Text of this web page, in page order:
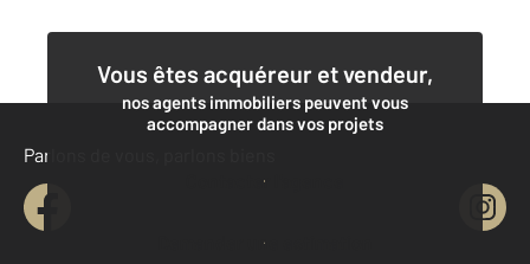
Vous êtes acquéreur et vendeur,
nos agents immobiliers peuvent vous
accompagner dans vos projets
Contacter l'agence
Demander une estimation
Parlons de vous, parlons biens